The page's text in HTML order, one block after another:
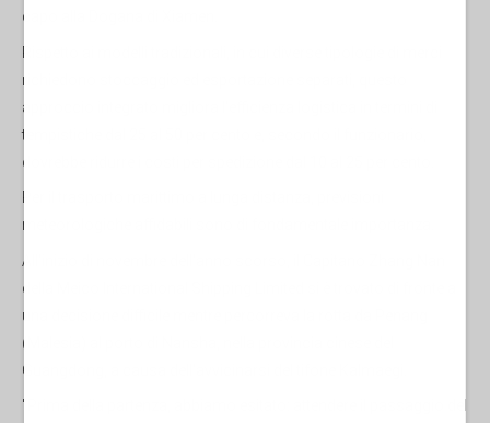
capo alla Dogana di Xiamen.
richiedono stoccaggio ed esportazione separati, questo
approccio integrato migliora l'efficienza logistica in termini di
tempistiche dal 25 al 50 per cento e, secondo il funzionario,
dovrebbe ridurre i costi per spedizione dal 10 al 25 per cento.
meteorologiche affidabili sono di fondamentale importanza.
All'inizio di novembre dell'anno scorso, il Capitano Zhang Nan
della Meico International Shipping Limited si è trovato di fronte a
una decisione difficile mentre percorreva la rotta da Penang
(Malesia) al porto di Nansha, nella provincia cinese del
Guangdong, a causa dell'avvicinarsi del tifone Kalmaegi.
"Prima della partenza, abbiamo esitato: attendere il passaggio del